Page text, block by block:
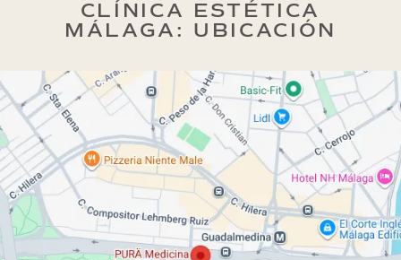
CLÍNICA ESTÉTICA
MÁLAGA: UBICACIÓN